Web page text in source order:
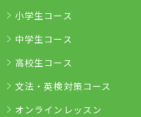
小学生コース
中学生コース
高校生コース
文法・英検対策コース
オンラインレッスン